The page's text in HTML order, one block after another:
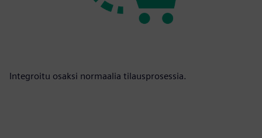
Integroitu osaksi normaalia tilausprosessia.